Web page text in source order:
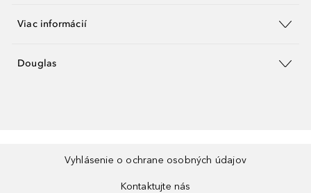
Viac informácií
Douglas
Vyhlásenie o ochrane osobných údajov
Kontaktujte nás